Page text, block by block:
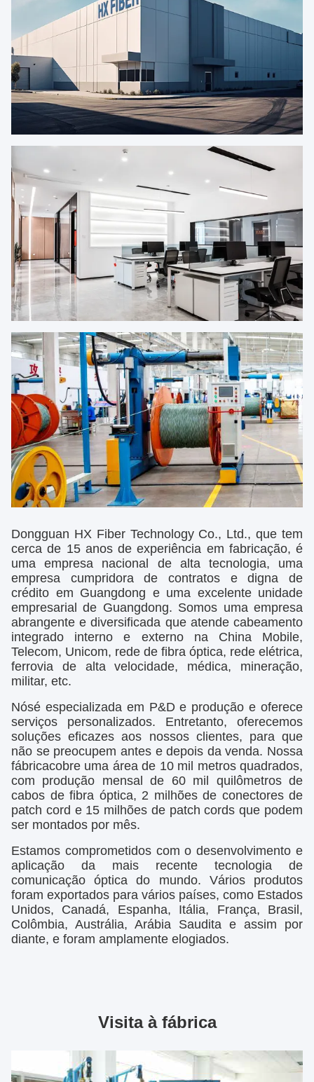
Dongguan HX Fiber Technology Co., Ltd., que tem
cerca de 15 anos de experiência em fabricação, é
uma empresa nacional de alta tecnologia, uma
empresa cumpridora de contratos e digna de
crédito em Guangdong e uma excelente unidade
empresarial de Guangdong. Somos uma empresa
abrangente e diversificada que atende cabeamento
integrado interno e externo na China Mobile,
Telecom, Unicom, rede de fibra óptica, rede elétrica,
ferrovia de alta velocidade, médica, mineração,
militar, etc.
Nósé especializada em P&D e produção e oferece
serviços personalizados. Entretanto, oferecemos
soluções eficazes aos nossos clientes, para que
não se preocupem antes e depois da venda. Nossa
fábricacobre uma área de 10 mil metros quadrados,
com produção mensal de 60 mil quilômetros de
cabos de fibra óptica, 2 milhões de conectores de
patch cord e 15 milhões de patch cords que podem
ser montados por mês.
Estamos comprometidos com o desenvolvimento e
aplicação da mais recente tecnologia de
comunicação óptica do mundo. Vários produtos
foram exportados para vários países, como Estados
Unidos, Canadá, Espanha, Itália, França, Brasil,
Colômbia, Austrália, Arábia Saudita e assim por
diante, e foram amplamente elogiados.
Visita à fábrica